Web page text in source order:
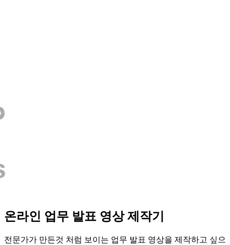
온라인 업무 발표 영상 제작기
전문가가 만든것 처럼 보이는 업무 발표 영상을 제작하고 싶으